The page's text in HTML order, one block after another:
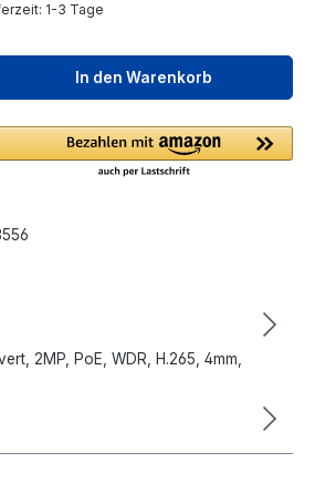
1-3 Tage
Gib den
In den Warenkorb
2MP, PoE, WDR, H.265, 4mm,